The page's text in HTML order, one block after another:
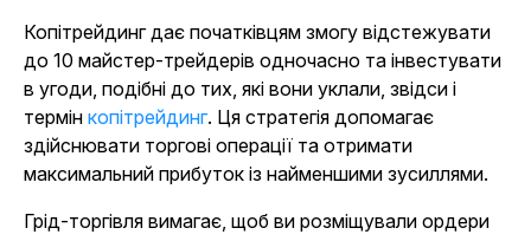
Копітрейдинг дає початківцям змогу відстежувати
до 10 майстер-трейдерів одночасно та інвестувати
в угоди, подібні до тих, які вони уклали, звідси і
термін копітрейдинг. Ця стратегія допомагає
здійснювати торгові операції та отримати
максимальний прибуток із найменшими зусиллями.
Грід-торгівля вимагає, щоб ви розміщували ордери